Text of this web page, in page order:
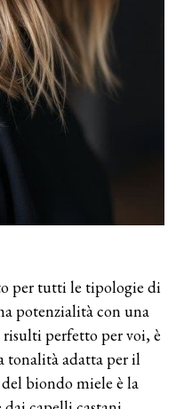
per tutti le tipologie di
potenzialità con una
risulti perfetto per voi, è
tonalità adatta per il
biondo miele è la